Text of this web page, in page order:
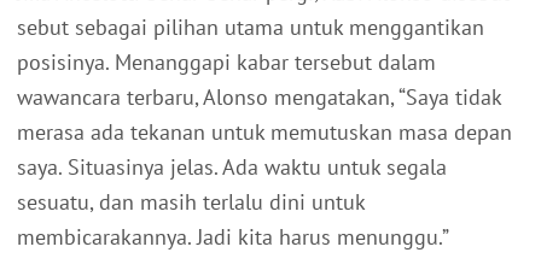
sebut sebagai pilihan utama untuk menggantikan
posisinya. Menanggapi kabar tersebut dalam
wawancara terbaru, Alonso mengatakan, “Saya tidak
merasa ada tekanan untuk memutuskan masa depan
saya. Situasinya jelas. Ada waktu untuk segala
sesuatu, dan masih terlalu dini untuk
membicarakannya. Jadi kita harus menunggu.”